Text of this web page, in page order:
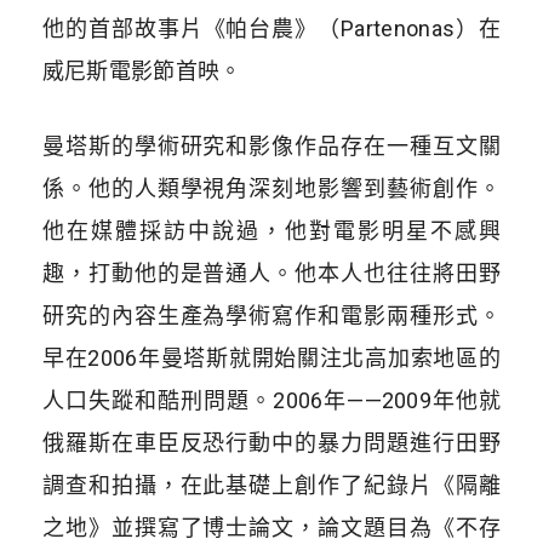
他的首部故事片《帕台農》（Partenonas）在
威尼斯電影節首映。
曼塔斯的學術研究和影像作品存在一種互文關
係。他的人類學視角深刻地影響到藝術創作。
他在媒體採訪中說過，他對電影明星不感興
趣，打動他的是普通人。他本人也往往將田野
研究的內容生產為學術寫作和電影兩種形式。
早在2006年曼塔斯就開始關注北高加索地區的
人口失蹤和酷刑問題。2006年——2009年他就
俄羅斯在車臣反恐行動中的暴力問題進行田野
調查和拍攝，在此基礎上創作了紀錄片《隔離
之地》並撰寫了博士論文，論文題目為《不存